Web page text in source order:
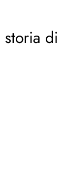
storia